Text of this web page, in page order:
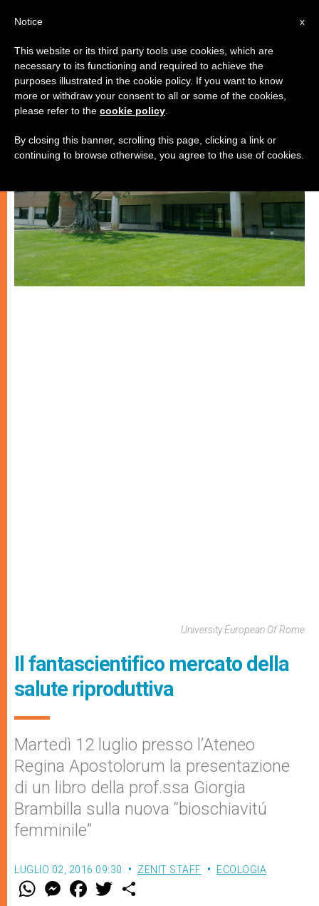
ECOLOGIA
University European Of Rome
Il fantascientifico mercato della
salute riproduttiva
Martedì 12 luglio presso l’Ateneo
Regina Apostolorum la presentazione
di un libro della prof.ssa Giorgia
Brambilla sulla nuova “bioschiavitú
femminile”
LUGLIO 02, 2016 09:30 ZENIT STAFF ECOLOGIA
W M
e
F
a w
x
Notice
This website or its third party tools use cookies, which are
necessary to its functioning and required to achieve the
purposes illustrated in the cookie policy. If you want to know
more or withdraw your consent to all or some of the cookies,
please refer to the cookie policy
By closing this banner, scrolling this page, clicking a link or
continuing to browse otherwise, you agree to the use of cookies.